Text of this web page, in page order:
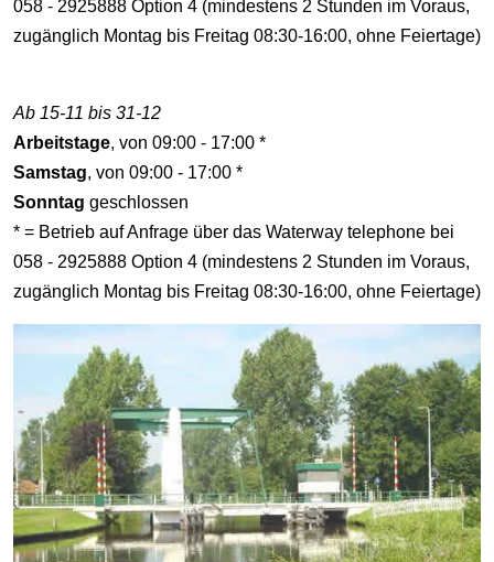
058 - 2925888 Option 4 (mindestens 2 Stunden im Voraus,
zugänglich Montag bis Freitag 08:30-16:00, ohne Feiertage)
Ab 15-11 bis 31-12
Arbeitstage, von 09:00 - 17:00 *
Samstag, von 09:00 - 17:00 *
Sonntag geschlossen
* = Betrieb auf Anfrage über das Waterway telephone bei
058 - 2925888 Option 4 (mindestens 2 Stunden im Voraus,
zugänglich Montag bis Freitag 08:30-16:00, ohne Feiertage)